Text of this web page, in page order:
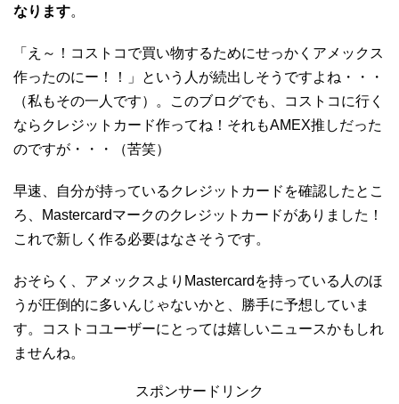
なります。
「え～！コストコで買い物するためにせっかくアメックス
作ったのにー！！」という人が続出しそうですよね・・・
（私もその一人です）。このブログでも、コストコに行く
ならクレジットカード作ってね！それもAMEX推しだった
のですが・・・（苦笑）
早速、自分が持っているクレジットカードを確認したとこ
ろ、Mastercardマークのクレジットカードがありました！
これで新しく作る必要はなさそうです。
おそらく、アメックスよりMastercardを持っている人のほ
うが圧倒的に多いんじゃないかと、勝手に予想していま
す。コストコユーザーにとっては嬉しいニュースかもしれ
ませんね。
スポンサードリンク